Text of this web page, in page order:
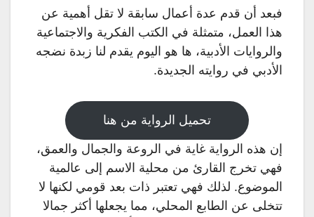
فبعد أن قدم عدة أعمال سابقة لا تقل أهمية عن
هذا العمل، متمثلة في الكتب الفكرية والاجتماعية
والروايات الأدبية، ها هو اليوم يقدم لنا زبدة نضجه
الأدبي في روايته الجديدة.
تحميل الرواية من هنا
إن هذه الرواية غاية في الروعة والجمال والعمق،
فهي تخرج القارئ من محلية الاسم إلى عالمية
الموضوع. لذلك فهي تعتبر ذات بعد قومي لكنها لا
تتخلى عن الطابع المحلي، مما يجعلها أكثر جمالا